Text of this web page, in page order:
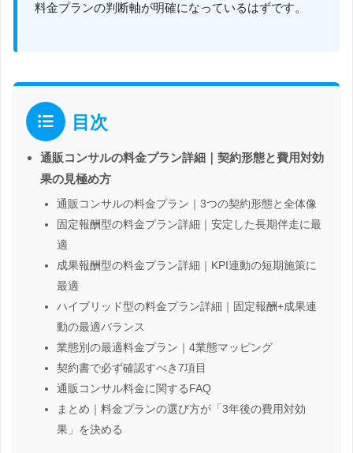
料金プランの判断軸が明確になっているはずです。
目次
通販コンサルの料金プラン詳細｜契約形態と費用対効
果の見極め方
通販コンサルの料金プラン｜3つの契約形態と全体像
固定報酬型の料金プラン詳細｜安定した長期伴走に最
適
成果報酬型の料金プラン詳細｜KPI連動の短期施策に
最適
ハイブリッド型の料金プラン詳細｜固定報酬+成果連
動の最適バランス
業態別の最適料金プラン｜4業態マッピング
契約書で必ず確認すべき7項目
通販コンサル料金に関するFAQ
まとめ｜料金プランの選び方が「3年後の費用対効
果」を決める